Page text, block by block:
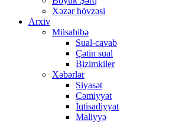
Xəzər hövzəsi
Arxiv
Müsahibə
Sual-cavab
Çətin sual
Bizimkiler
Xəbərlər
Siyasət
Cəmiyyət
İqtisadiyyat
Maliyyə